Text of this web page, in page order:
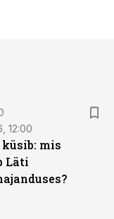
12:00
küsib: mis
Läti